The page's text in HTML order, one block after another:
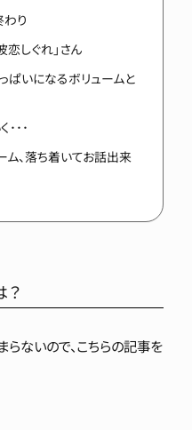
わり
しぐれ」さん
ぱいになるボリュームと
･･･
ム、落ち着いてお話出来
？
ないので、こちらの記事を